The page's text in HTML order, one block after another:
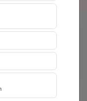
み
356805699
QR Code